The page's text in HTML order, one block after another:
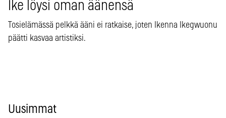
Ike löysi oman äänensä
Tosielämässä pelkkä ääni ei ratkaise, joten Ikenna Ikegwuonu
päätti kasvaa artistiksi.
Uusimmat